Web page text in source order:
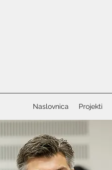
Naslovnica Projekti